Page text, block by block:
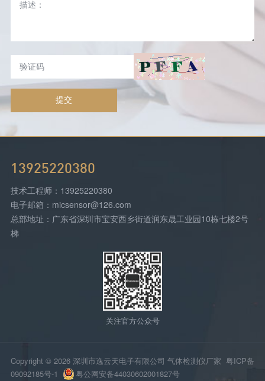
提交
13925220380
技术工程师：13925220380
电子邮箱：micsensor@126.com
总部地址：广东省深圳市宝安西乡街道润东晟工业园10栋七楼2号
梯
关注官方公众号
Copyright © 2026 深圳市逸云天电子有限公司 气体检测仪厂家 粤ICP备
09092185号-1
粤公网安备44030602001827号